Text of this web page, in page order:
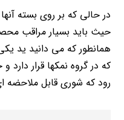
در حالی که بر روی بسته
حیث باید بسیار مراقب
همانطور که می دانید ید
که در گروه نمکها قرار
رود که شوری قابل ملاحضه